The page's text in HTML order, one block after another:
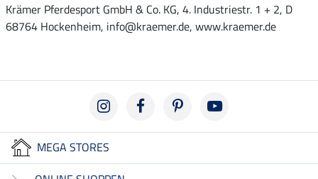
Krämer Pferdesport GmbH & Co. KG, 4. Industriestr. 1 + 2, D
68764 Hockenheim, info@kraemer.de, www.kraemer.de
MEGA STORES